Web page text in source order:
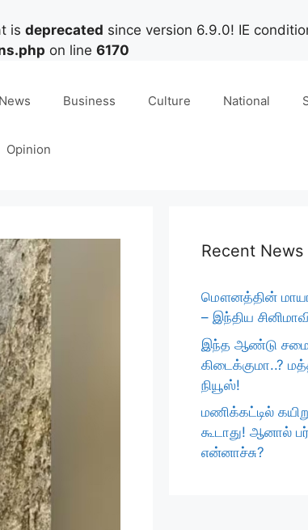
is deprecated since version 6.9.0! IE
on line 6170
News Business Culture National
Opinion
Recent News
மௌனத்தின்
– இந்திய
இந்த ஆண்டு
கிடைக்குமா..?
நியூஸ்!
மணிக்கட்டில்
கூடாது! ஆனால்
என்னாச்சு?